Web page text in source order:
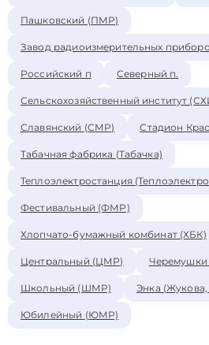
Пашковский (ПМР)
Завод радиоизмерительных
Российский п Северный п.
Сельскохозяйственный институт
Славянский (СМР) Стадион
Табачная фабрика (Табачка)
Теплоэлектростанция
Фестивальный (ФМР)
Хлопчато-бумажный комбинат (ХБК)
Центральный (ЦМР)
Школьный (ШМР) Энка
Юбилейный (ЮМР)